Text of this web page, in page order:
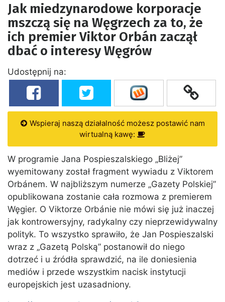
Jak miedzynarodowe korporacje
mszczą się na Węgrzech za to, że
ich premier Viktor Orbán zaczął
dbać o interesy Węgrów
Udostępnij na:
Wspieraj naszą działalność możesz postawić nam
wirtualną kawę:
W programie Jana Pospieszalskiego „Bliżej”
wyemitowany został fragment wywiadu z Viktorem
Orbánem. W najbliższym numerze „Gazety Polskiej”
opublikowana zostanie cała rozmowa z premierem
Węgier. O Viktorze Orbánie nie mówi się już inaczej
jak kontrowersyjny, radykalny czy nieprzewidywalny
polityk. To wszystko sprawiło, że Jan Pospieszalski
wraz z „Gazetą Polską” postanowił do niego
dotrzeć i u źródła sprawdzić, na ile doniesienia
mediów i przede wszystkim nacisk instytucji
europejskich jest uzasadniony.